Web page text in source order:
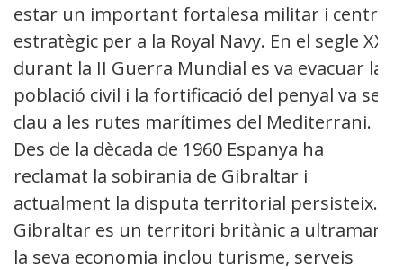
estar un important fortalesa militar i centre
estratègic per a la Royal Navy. En el segle XX,
durant la II Guerra Mundial es va evacuar la
població civil i la fortificació del penyal va ser
clau a les rutes marítimes del Mediterrani.
Des de la dècada de 1960 Espanya ha
reclamat la sobirania de Gibraltar i
actualment la disputa territorial persisteix.
Gibraltar es un territori britànic a ultramar i
la seva economia inclou turisme, serveis